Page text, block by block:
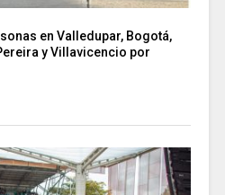
en Valledupar, Bogotá,
y Villavicencio por